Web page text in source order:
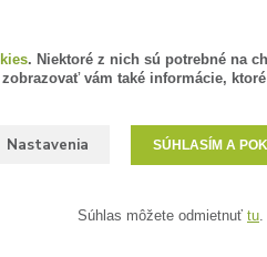
. Niektoré z nich sú potrebné na
vám také informácie,
Nastavenia SÚHLASÍM A
Súhlas môžete odmietnuť tu.